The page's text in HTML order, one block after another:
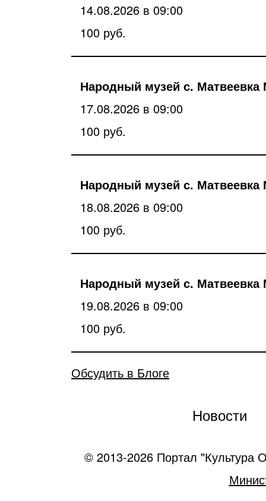
14.08.2026 в 09:00
100 руб.
Народный музей с. Матвеевка
17.08.2026 в 09:00
100 руб.
Народный музей с. Матвеевка
18.08.2026 в 09:00
100 руб.
Народный музей с. Матвеевка
19.08.2026 в 09:00
100 руб.
Обсудить в Блоге
Новости
© 2013-2026 Портал "Культура